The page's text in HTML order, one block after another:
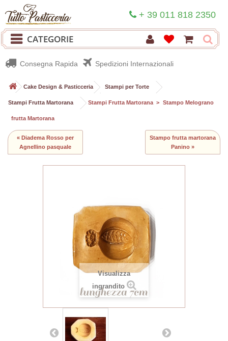
+ 39 011 818 2350
CATEGORIE
Consegna Rapida Spedizioni Internazionali
> Cake Design & Pasticceria >Stampi per Torte >
Stampi Frutta Martorana > Stampi Frutta Martorana > Stampo Melograno
frutta Martorana
« Diadema Rosso per
Agnellino pasquale
Stampo frutta martorana
Panino »
Visualizza
ingrandito